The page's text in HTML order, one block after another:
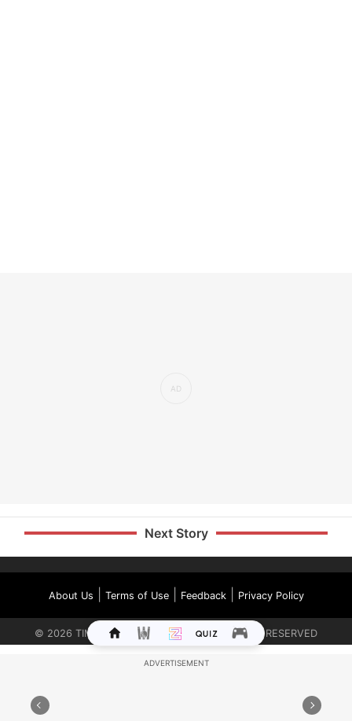
Next Story
About Us Terms of Use| Feedback| Privacy Policy
© 2026 TIMES INTERNET LIMITED. ALL RIGHTS RESERVED